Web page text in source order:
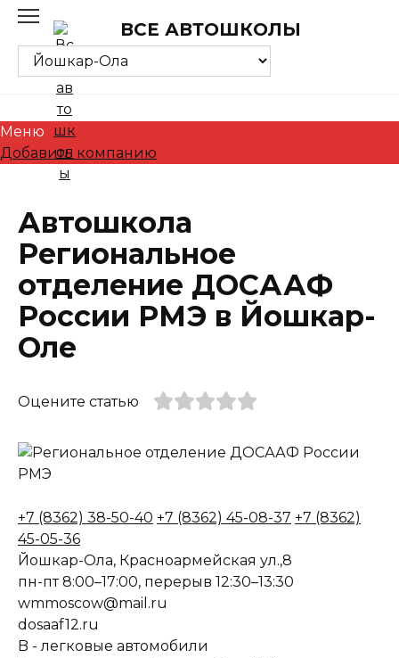
Skip
content
ВСЕ АВТОШКОЛЫ
Меню
Добавить компанию
Автошкола
Региональное
отделение ДОСААФ
России РМЭ в Йошкар-
Оле
Оцените статью
+7 (8362) 38-50-40 +7 (8362) 45-08-37 +7 (8362)
45-05-36
Йошкар-Ола, Красноармейская ул.,8
пн-пт 8:00–17:00, перерыв 12:30–13:30
wmmoscow@mail.ru
dosaaf12.ru
B - легковые автомобили